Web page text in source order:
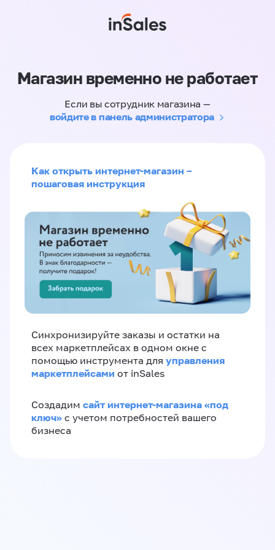
Магазин временно не работает
Если вы сотрудник магазина —
войдите в панель администратора
Как открыть интернет-магазин –
пошаговая инструкция
Синхронизируйте заказы и остатки на
всех маркетплейсах в одном окне с
помощью инструмента для управления
маркетплейсами от inSales
Создадим сайт интернет-магазина «под
ключ» с учетом потребностей вашего
бизнеса